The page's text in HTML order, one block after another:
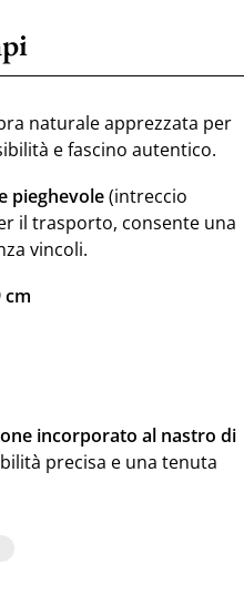
naturale apprezzata per
e fascino autentico.
pieghevole(intreccio
il trasporto, consente una
vincoli.
cm
incorporato al nastro di
precisa e una tenuta